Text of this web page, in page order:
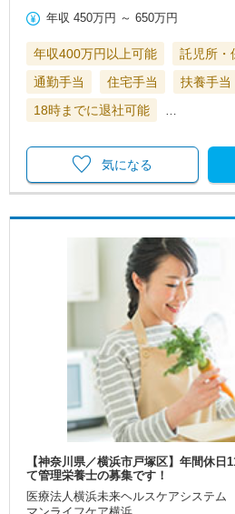
年収 450万円 ～650万円
年収400万円以上可能 託児所・
通勤手当
住宅手当 扶養手当
18時までに退社可能
…
気になる
【神奈川県／横浜市戸塚区】年間休
て管理栄養士の募集です！
医療法人横浜未来ヘルスケアシステ